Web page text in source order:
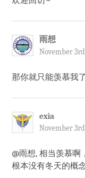
雨想
November
那你就只能羡慕我
exia
November
@雨想, 相当羡慕
根本没有冬天的概